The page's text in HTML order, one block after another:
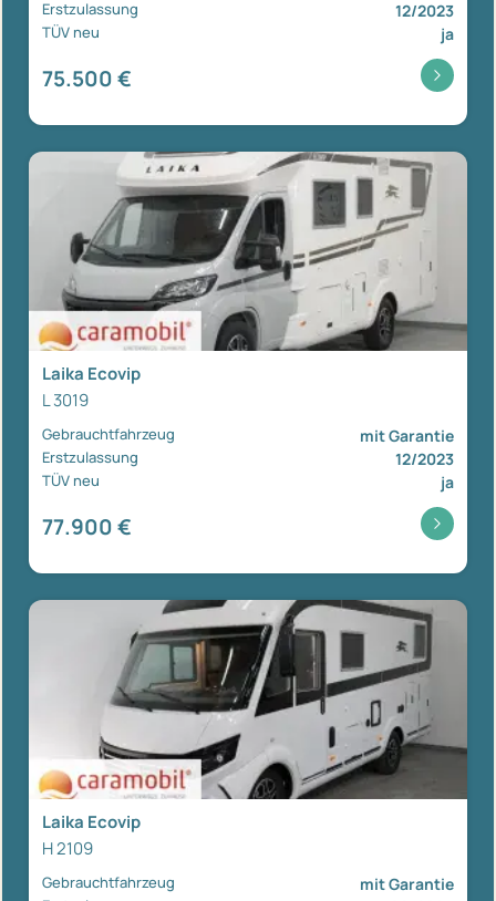
Erstzulassung 12/2023
TÜV neu ja
75.500 €
Laika Ecovip
L 3019
Gebrauchtfahrzeug mit Garantie
Erstzulassung 12/2023
TÜV neu ja
77.900 €
Laika Ecovip
H 2109
Gebrauchtfahrzeug mit Garantie